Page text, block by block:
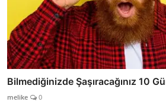
Bilmediğinizde Şaşıracağınız 10
melike 0